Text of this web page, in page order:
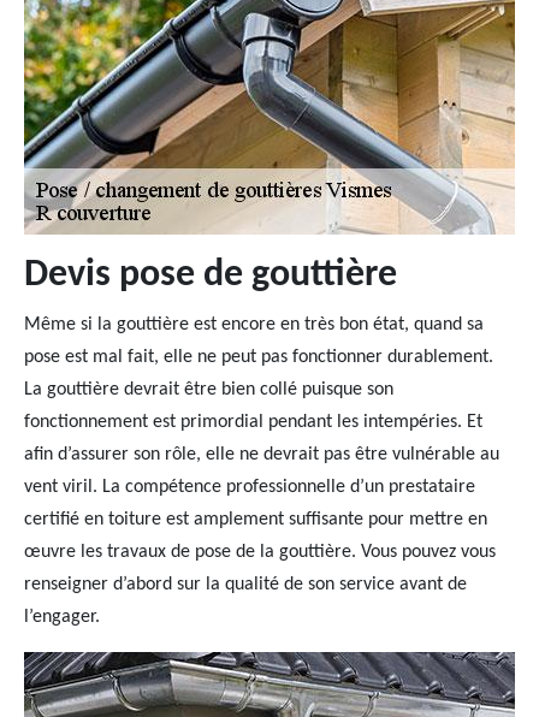
Devis pose de gouttière
Même si la gouttière est encore en très bon état, quand sa
pose est mal fait, elle ne peut pas fonctionner durablement.
La gouttière devrait être bien collé puisque son
fonctionnement est primordial pendant les intempéries. Et
afin d’assurer son rôle, elle ne devrait pas être vulnérable au
vent viril. La compétence professionnelle d’un prestataire
certifié en toiture est amplement suffisante pour mettre en
œuvre les travaux de pose de la gouttière. Vous pouvez vous
renseigner d’abord sur la qualité de son service avant de
l’engager.